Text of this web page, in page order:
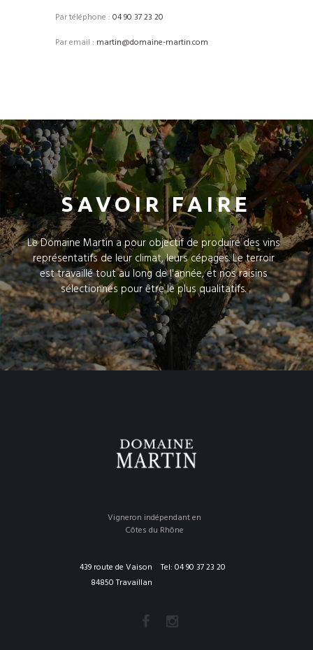
Par téléphone : 04 90 37 23 20
Par email : martin@domaine-martin.com
SAVOIR FAIRE
Le Domaine Martin a pour objectif de produire des vins
représentatifs de leur climat, leurs cépages. Le terroir
est travaillé tout au long de l'année, et nos raisins
sélectionnés pour être le plus qualitatifs.
Vigneron indépendant en
Côtes du Rhône
Tel: 04 90 37 23 20
439 route de Vaison
84850 Travaillan